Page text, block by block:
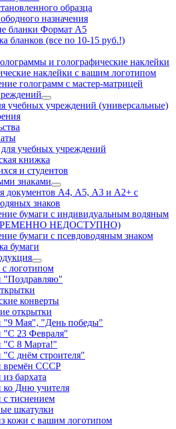
образца
назначения
бланки Формат А5
бланков (все по 10-15 руб.!)
и голографические наклейки
наклейки с вашим логотипом
голограмм с мастер-матрицей
учебных учреждений (универсальные)
учебных учреждений
книжка
и студентов
знаками
документов А4, А5, А3 и А2+ с
знаков
бумаги с индивидуальным водяным
НЕДОСТУПНО)
бумаги с псевдоводяным знаком
бумаги
логотипом
"Поздравляю"
конверты
открытки
"9 Мая", "День победы"
"С 23 Февраля"
"С 8 Марта!"
днём строителя"
времён СССР
бархата
ко Дню учителя
тиснением
шкатулки
кожи с вашим логотипом